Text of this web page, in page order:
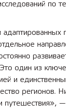
по
один из
и
регионов.
путешествия», —